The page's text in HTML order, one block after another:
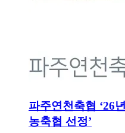
파주연천축협 ‘26
농축협 선정’